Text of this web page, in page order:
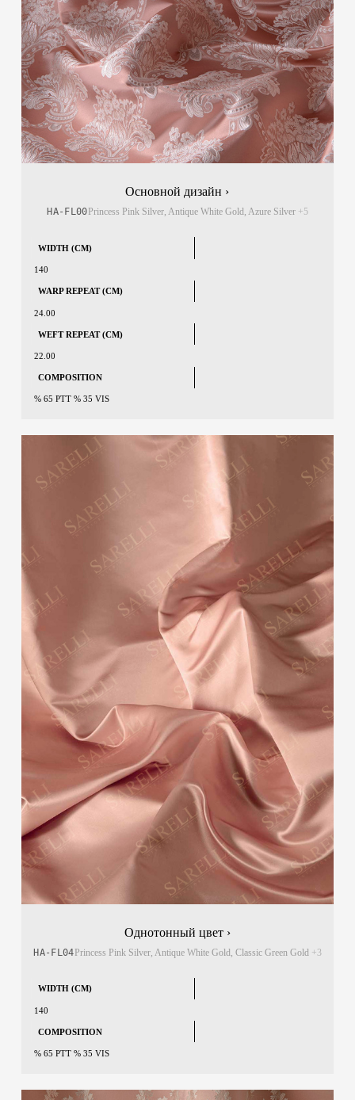
Основной дизайн ›
HA-FL00 Princess Pink Silver, Antique White Gold, Azure Silver +5
WIDTH (CM)
140
WARP REPEAT (CM)
24.00
WEFT REPEAT (CM)
22.00
COMPOSITION
% 65 PTT % 35 VIS
Однотонный цвет ›
HA-FL04Princess Pink Silver, Antique White Gold, Classic Green Gold +3
WIDTH (CM)
140
COMPOSITION
% 65 PTT % 35 VIS